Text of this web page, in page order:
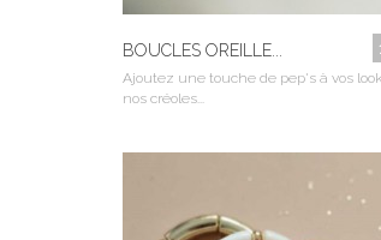
BOUCLES OREILLE...
Ajoutez une touche de pep's à vos
nos créoles...